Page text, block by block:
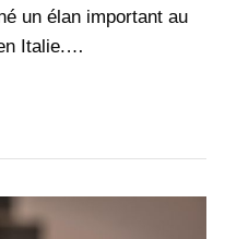
un élan important au
Italie.…